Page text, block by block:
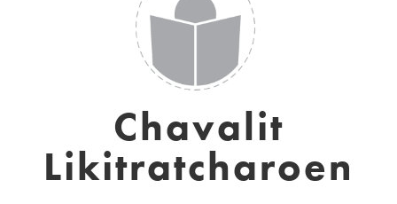
Chavalit
Likitratcharoen